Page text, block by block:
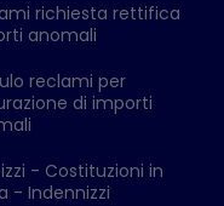
richiesta rettifica
anomali
reclami per
di importi
- Costituzioni in
- Indennizzi